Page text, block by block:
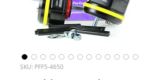
SKU: PFF5-4650